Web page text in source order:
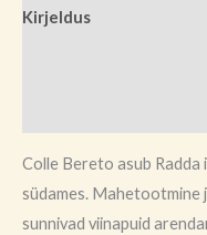
Kirjeldus
Colle Bereto asub Radda
südames. Mahetootmine
sunnivad viinapuid